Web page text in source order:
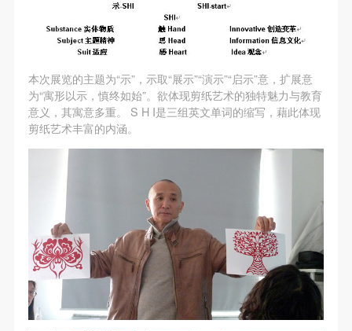
本次展览的主题为“示”，示取“展示”“演示”“启示”意，扩展意
为“寓形以示，慎终如始”。欲体现剪纸艺术的独特魅力与教育
意义，其寓意多重。 S H I是三组英文单词的缩写，藉此体现
剪纸艺术丰富的内涵。
参加活动者在此次活动期间的人身安全责任自负。鼓
励参加者自行购买人身安全保险。活动中一旦出现事
故，活动中任何非事故当事人及美术馆将不承担人身
事故的任何责任，但有互相援助的义务。参加活动的
成员应当积极主动的组织实施救援工作，但对事故本
身不承担任何法律责任和经济责任。参加本次活动者
参加活动者在此次活动期间应主动遵守美术馆活动秩
序、维护美术馆场地及展示、展览、馆藏艺术作品及
衍生品的安全。活动中一旦因个人原因造成美术馆场
地、空间、艺术品、衍生品等受到不同程度的损失、
破坏。活动中任何非事故当事人及美术馆将不承担相
应的责任与损失，应由参与活动者根据相应的法律条
文、组织规定进行协商和赔偿。并追究相应的法律责
参加活动者在此次活动期间的人身安全责任自负。鼓
励参加者自行购买人身安全保险。活动中一旦出现事
故，活动中任何非事故当事人及美术馆将不承担人身
事故的任何责任，但有互相援助的义务。参加活动的
成员应当积极主动的组织实施救援工作，但对事故本
身不承担任何法律责任和经济责任。参加本次活动者
参加活动者在此次活动期间应主动遵守美术馆活动秩
序、维护美术馆场地及展示、展览、馆藏艺术作品及
衍生品的安全。活动中一旦因个人原因造成美术馆场
地、空间、艺术品、衍生品等受到不同程度的损失、
破坏。活动中任何非事故当事人及美术馆将不承担相
应的责任与损失，应由参与活动者根据相应的法律条
文、组织规定进行协商和赔偿。并追究相应的法律责
参加活动者在此次活动期间的人身安全责任自负。鼓
励参加者自行购买人身安全保险。活动中一旦出现事
故，活动中任何非事故当事人及美术馆将不承担人身
事故的任何责任，但有互相援助的义务。参加活动的
成员应当积极主动的组织实施救援工作，但对事故本
身不承担任何法律责任和经济责任。参加本次活动者
参加活动者在此次活动期间应主动遵守美术馆活动秩
序、维护美术馆场地及展示、展览、馆藏艺术作品及
衍生品的安全。活动中一旦因个人原因造成美术馆场
地、空间、艺术品、衍生品等受到不同程度的损失、
破坏。活动中任何非事故当事人及美术馆将不承担相
应的责任与损失，应由参与活动者根据相应的法律条
文、组织规定进行协商和赔偿。并追究相应的法律责